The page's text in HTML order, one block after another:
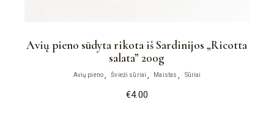
Avių pieno sūdyta rikota iš Sardinijos „Ricotta
salata” 200g
Avių pieno Švieži sūriai Maistas Sūriai
€4.00